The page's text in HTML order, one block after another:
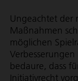
Ungeachtet der
Maßnahmen
möglichen
bedaure, dass
Initiativrecht